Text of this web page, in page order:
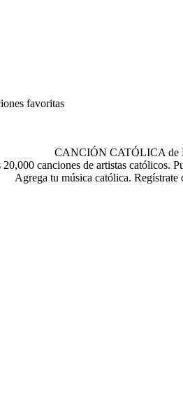
favoritas
CANCIÓN CATÓLICA de
canciones de artistas católicos.
Agrega tu música católica.